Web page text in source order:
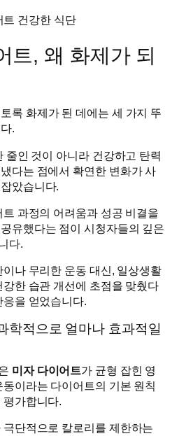
트, 왜 화제가 되
록 화제가 된 데에는 세 가지 뚜
.
줄인 것이 아니라 건강하고 탄력
다는 점에서 확연한 변화가 사
았습니다.
과정의 어려움과 성공 비결을
유했다는 점이 시청자들의 깊은
다.
나 무리한 운동 대신, 일상생활
한 습관 개선에 초점을 맞췄다
을 얻었습니다.
학적으로 얼마나 효과적일
미자 다이어트가 균형 잡힌 영
이라는 다이어트의 기본 원칙
평가합니다.
단적으로 칼로리를 제한하는